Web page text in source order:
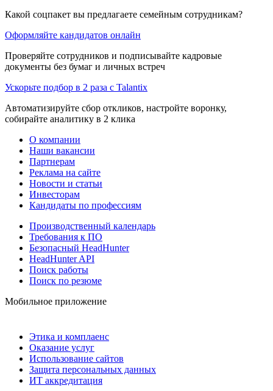
Какой соцпакет вы предлагаете семейным сотрудникам?
Оформляйте кандидатов онлайн
Проверяйте сотрудников и подписывайте кадровые
документы без бумаг и личных встреч
Ускорьте подбор в 2 раза с Talantix
Автоматизируйте сбор откликов, настройте воронку,
собирайте аналитику в 2 клика
О компании
Наши вакансии
Партнерам
Реклама на сайте
Новости и статьи
Инвесторам
Кандидаты по профессиям
Производственный календарь
Требования к ПО
Безопасный HeadHunter
HeadHunter API
Поиск работы
Поиск по резюме
Мобильное приложение
Этика и комплаенс
Оказание услуг
Использование сайтов
Защита персональных данных
ИТ аккредитация